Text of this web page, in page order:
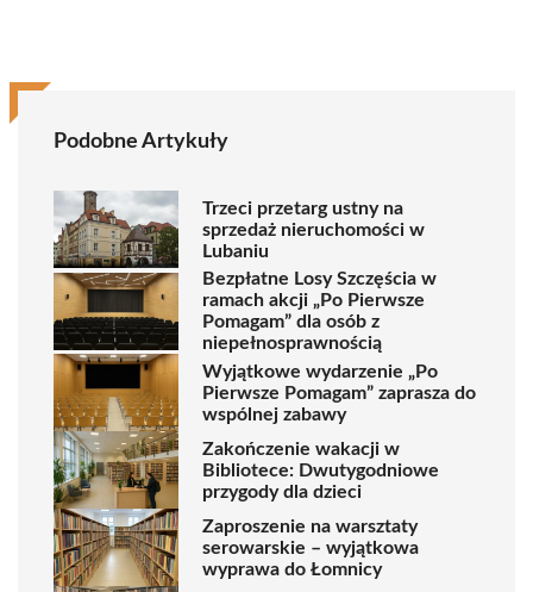
Podobne Artykuły
Trzeci przetarg ustny na
sprzedaż nieruchomości w
Lubaniu
Bezpłatne Losy Szczęścia w
ramach akcji „Po Pierwsze
Pomagam” dla osób z
niepełnosprawnością
Wyjątkowe wydarzenie „Po
Pierwsze Pomagam” zaprasza do
wspólnej zabawy
Zakończenie wakacji w
Bibliotece: Dwutygodniowe
przygody dla dzieci
Zaproszenie na warsztaty
serowarskie – wyjątkowa
wyprawa do Łomnicy